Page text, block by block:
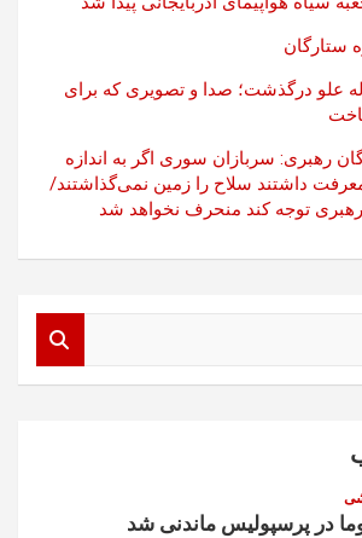
ستارگان
علو درگذشت؛ صدا و تصویری که برای
رهبری: سربازان سوری اگر به اندازه
داشتند سلاح را زمین نمی‌گذاشتند/
رهبری توجه کند منحرف نخواهد شد
در پرسپولیس ماندنی شد